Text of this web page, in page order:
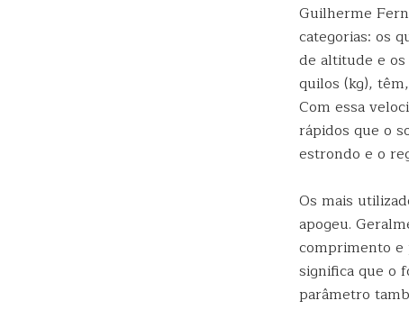
Guilherme
categorias: os
de altitude e
quilos (kg),
Com essa
rápidos que o
estrondo e o
Os mais
apogeu.
comprimento e
significa que o
parâmetro